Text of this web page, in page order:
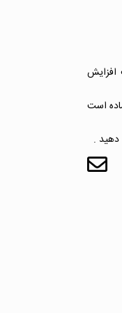
افزایش
است
دهید .